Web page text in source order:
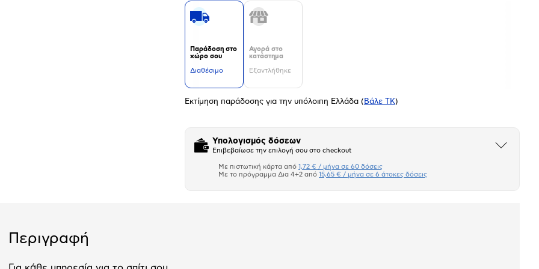
Παράδοση στο
χώρο σου
Διαθέσιμο
Αγορά στο
κατάστημα
Εξαντλήθηκε
Εκτίμηση παράδοσης για την υπόλοιπη Ελλάδα ( Βάλε ΤΚ)
Υπολογισμός δόσεων
Επιβεβαίωσε την επιλογή σου στο checkout
Άνοιξε
Πιστωτική κάρτα
Με πιστωτική κάρτα από 1,72 € / μήνα σε 60 δόσεις
Με το πρόγραμμα Δια 4+2 από 15,65 € / μήνα σε 6 άτοκες δόσεις
Περιγραφή